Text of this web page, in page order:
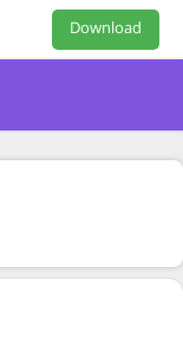
Download